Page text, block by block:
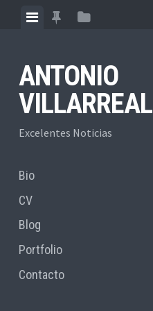
ViewView View
ANTONIO
VILLARREAL
Excelentes Noticias
Bio
CV
Blog
Portfolio
Contacto